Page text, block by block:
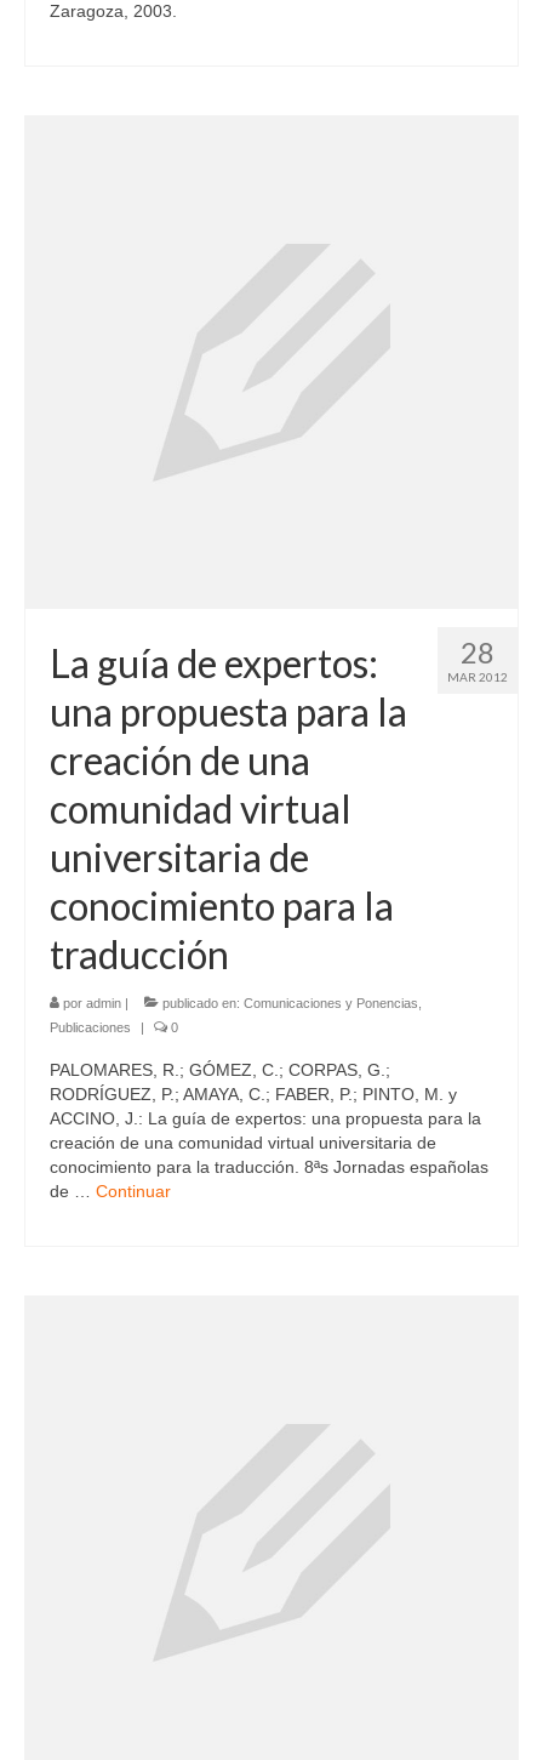
Zaragoza, 2003.
28
MAR 2012
La guía de expertos:
una propuesta para la
creación de una
comunidad virtual
universitaria de
conocimiento para la
traducción
por admin | publicado en: Comunicaciones y Ponencias
Publicaciones
| 0
PALOMARES, R.; GÓMEZ, C.; CORPAS, G.;
RODRÍGUEZ, P.; AMAYA, C.; FABER, P.; PINTO, M. y
ACCINO, J.: La guía de expertos: una propuesta para la
creación de una comunidad virtual universitaria de
conocimiento para la traducción. 8ªs Jornadas españolas
de … Continuar